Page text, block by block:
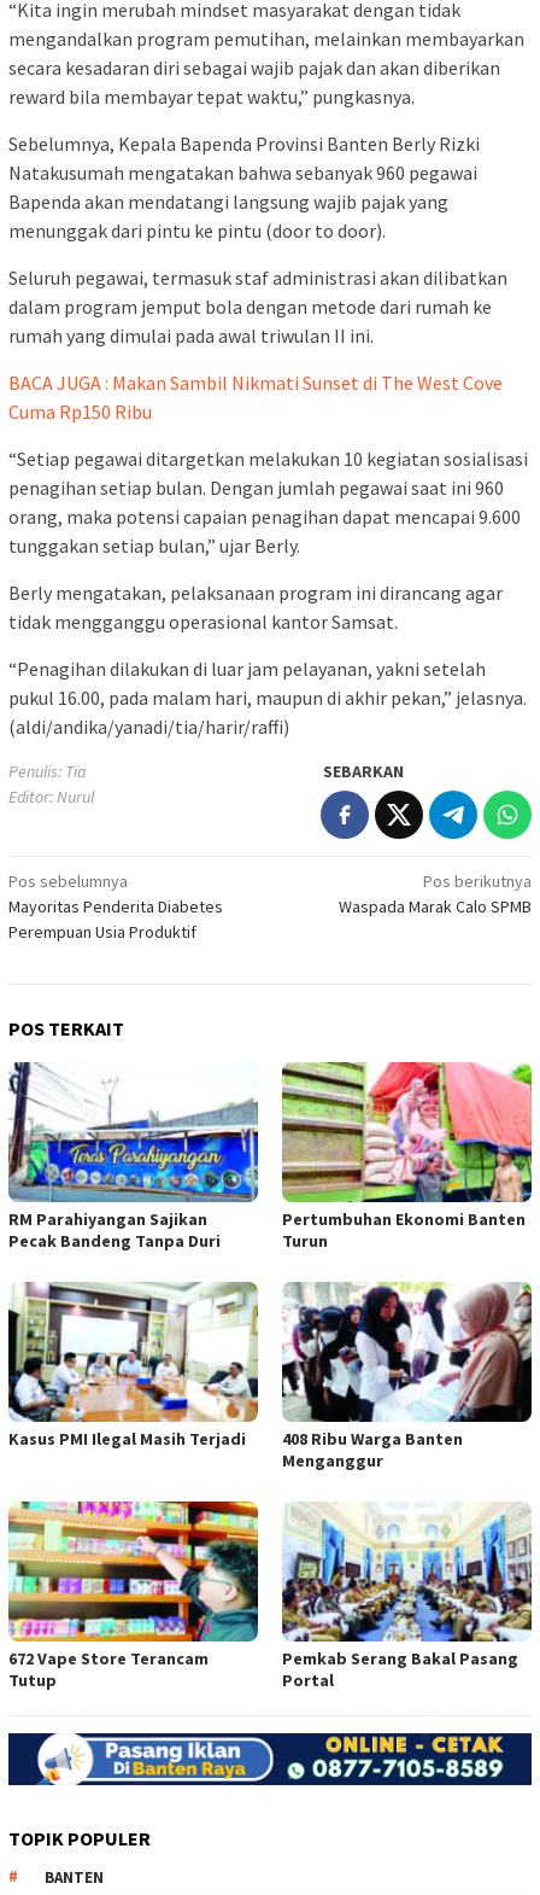
“Kita ingin merubah mindset masyarakat dengan tidak
mengandalkan program pemutihan, melainkan membayarkan
secara kesadaran diri sebagai wajib pajak dan akan diberikan
reward bila membayar tepat waktu,” pungkasnya.
Sebelumnya, Kepala Bapenda Provinsi Banten Berly Rizki
Natakusumah mengatakan bahwa sebanyak 960 pegawai
Bapenda akan mendatangi langsung wajib pajak yang
menunggak dari pintu ke pintu (door to door).
Seluruh pegawai, termasuk staf administrasi akan dilibatkan
dalam program jemput bola dengan metode dari rumah ke
rumah yang dimulai pada awal triwulan II ini.
BACA JUGA : Makan Sambil Nikmati Sunset di The West Cove
Cuma Rp150 Ribu
“Setiap pegawai ditargetkan melakukan 10 kegiatan sosialisasi
penagihan setiap bulan. Dengan jumlah pegawai saat ini 960
orang, maka potensi capaian penagihan dapat mencapai 9.600
tunggakan setiap bulan,” ujar Berly.
Berly mengatakan, pelaksanaan program ini dirancang agar
tidak mengganggu operasional kantor Samsat.
“Penagihan dilakukan di luar jam pelayanan, yakni setelah
pukul 16.00, pada malam hari, maupun di akhir pekan,” jelasnya.
(aldi/andika/yanadi/tia/harir/raffi)
Penulis: Tia
Editor: Nurul
SEBARKAN
Navigasi
pos
Pos sebelumnya
Mayoritas Penderita Diabetes
Perempuan Usia Produktif
Pos berikutnya
Waspada Marak Calo SPMB
POS TERKAIT
RM Parahiyangan Sajikan
Pecak Bandeng Tanpa Duri
Pertumbuhan Ekonomi Banten
Turun
Kasus PMI Ilegal Masih Terjadi
408 Ribu Warga Banten
Menganggur
672 Vape Store Terancam
Tutup
Pemkab Serang Bakal Pasang
Portal
TOPIK POPULER
BANTEN